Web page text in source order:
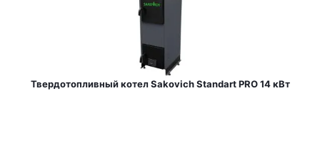
Твердотопливный котел Sakovich Standart PRO 14 кВт